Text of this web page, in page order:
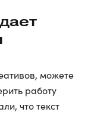
можете
работу
что текст